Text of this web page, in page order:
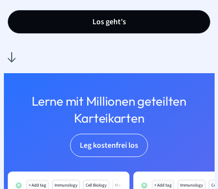
Los geht’s
Lerne mit Millionen geteilten
Karteikarten
Leg kostenfrei los
+ Add tag Immunology Cell Biology Mo + Add tag Immunology